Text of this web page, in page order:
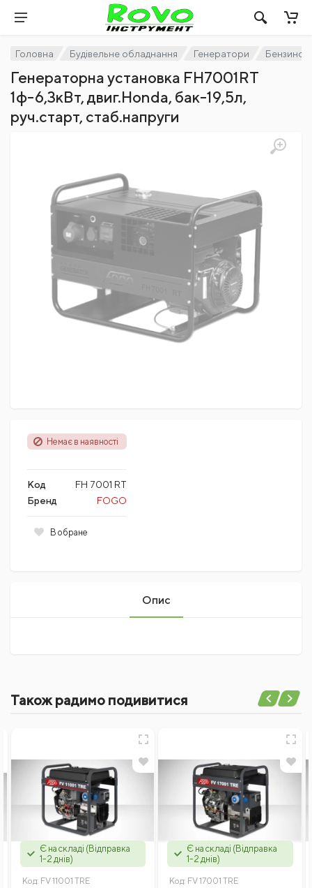
Головна Будівельне обладнання Генератори
Генераторна установка FH7001RT
1ф-6,3кВт, двиг.Honda, бак-19,5л,
руч.старт, стаб.напруги
Немає в наявності
Код
FH 7001 RT
Бренд
FOGO
В обране
Опис
Написати відгук
Відгуки
Також радимо подивитися
Є на складі (Відправка
1-2 днів)
Код: FV 11001 TRE
Є на складі (Відправка
1-2 днів)
Код: FV 17001 TRE